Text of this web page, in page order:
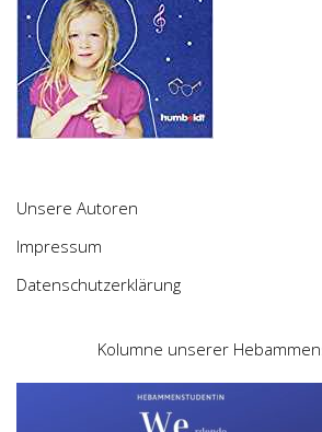
Unsere Autoren
Impressum
Datenschutzerklärung
Kolumne unserer